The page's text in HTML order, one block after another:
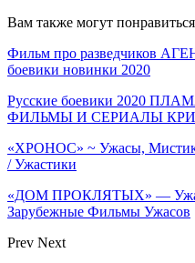
Вам также могут понравиться
Фильм про разведчиков
боевики новинки 2020
Русские боевики 2020
ФИЛЬМЫ И СЕРИАЛЫ
«ХРОНОС» ~ Ужасы,
/ Ужастики
«ДОМ ПРОКЛЯТЫХ» —
Зарубежные Фильмы Ужасов
Prev Next